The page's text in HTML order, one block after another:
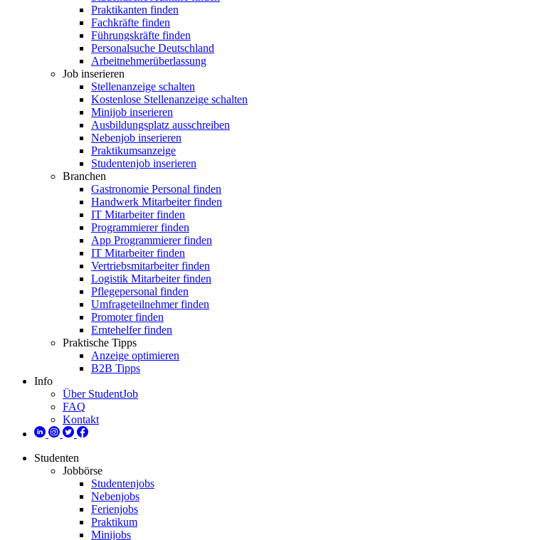
Praktikanten finden
Fachkräfte finden
Führungskräfte finden
Personalsuche Deutschland
Arbeitnehmerüberlassung
Job inserieren
Stellenanzeige schalten
Kostenlose Stellenanzeige schalten
Minijob inserieren
Ausbildungsplatz ausschreiben
Nebenjob inserieren
Praktikumsanzeige
Studentenjob inserieren
Branchen
Gastronomie Personal finden
Handwerk Mitarbeiter finden
IT Mitarbeiter finden
Programmierer finden
App Programmierer finden
IT Mitarbeiter finden
Vertriebsmitarbeiter finden
Logistik Mitarbeiter finden
Pflegepersonal finden
Umfrageteilnehmer finden
Promoter finden
Erntehelfer finden
Praktische Tipps
Anzeige optimieren
B2B Tipps
Info
Über StudentJob
FAQ
Kontakt
Studenten
Jobbörse
Studentenjobs
Nebenjobs
Ferienjobs
Praktikum
Minijobs